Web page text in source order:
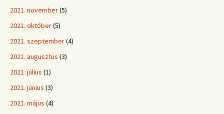
2021. november(5)
2021. október(5)
2021. szeptember(4)
2021. augusztus (3)
2021. július (1)
2021. június (3)
2021. május (4)